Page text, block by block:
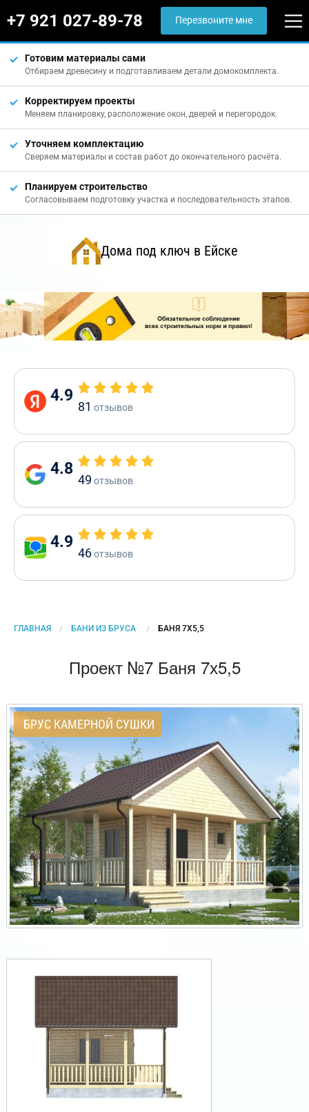
+7 921 027-89-78 Перезвоните мне
Готовим материалы сами
Отбираем древесину и подготавливаем детали домокомплекта.
Корректируем проекты
Меняем планировку, расположение окон, дверей и перегородок.
Уточняем комплектацию
Сверяем материалы и состав работ до окончательного расчёта.
Планируем строительство
Согласовываем подготовку участка и последовательность этапов.
Дома под ключ в Ейске
4.9
81 отзывов
4.8
49 отзывов
4.9
46отзывов
ГЛАВНАЯ БАНИ ИЗ БРУСА CURRENT:
БАНЯ 7Х5,5
Проект №7 Баня 7х5,5
БРУС КАМЕРНОЙ СУШКИ